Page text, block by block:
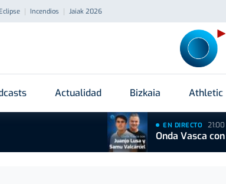
Incendios Jaiak 2026
Actualidad Bizkaia Athletic
EN DIRECTO
Onda Vasca